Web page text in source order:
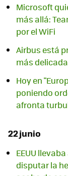
Microsoft
más allá:
por el WiFi
Airbus está
más
Hoy en
poniendo
afronta
22 junio
EEUU
disputar la